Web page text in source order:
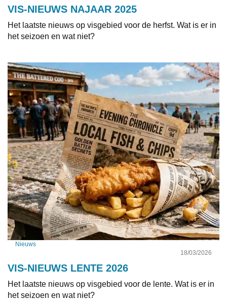
VIS-NIEUWS NAJAAR 2025
Het laatste nieuws op visgebied voor de herfst. Wat is er in
het seizoen en wat niet?
Nieuws
18/03/2026
VIS-NIEUWS LENTE 2026
Het laatste nieuws op visgebied voor de lente. Wat is er in
het seizoen en wat niet?